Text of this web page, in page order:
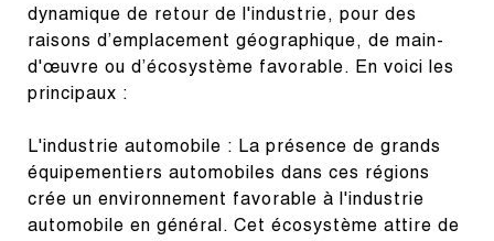
dynamique de retour de l'industrie, pour des
raisons d’emplacement géographique, de main-
d'œuvre ou d’écosystème favorable. En voici les
principaux :
L'industrie automobile : La présence de grands
équipementiers automobiles dans ces régions
crée un environnement favorable à l'industrie
automobile en général. Cet écosystème attire de